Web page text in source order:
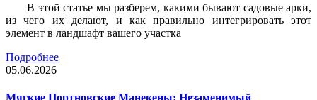
В этой статье мы разберем, какими бывают садовые арки,
из чего их делают, и как правильно интегрировать этот
элемент в ландшафт вашего участка
Подробнее
05.06.2026
Мягкие Портновские Манекены: Незаменимый